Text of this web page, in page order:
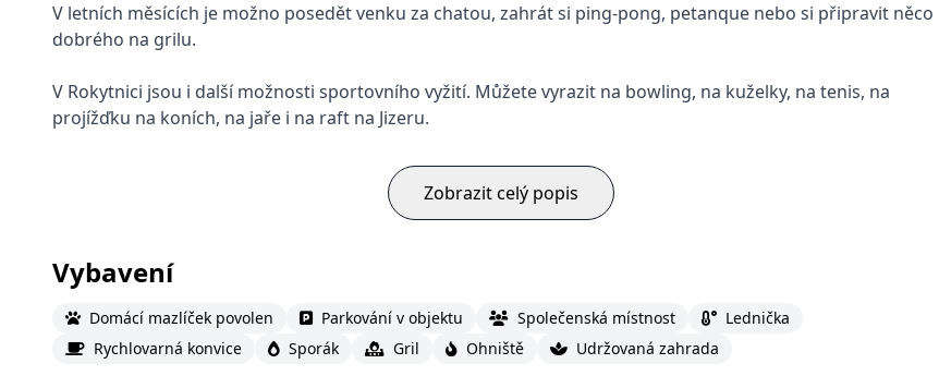
V letních měsících je možno posedět venku za chatou, zahrát si ping-pong, petanque nebo si připravit něco
dobrého na grilu.
V Rokytnici jsou i další možnosti sportovního vyžití. Můžete vyrazit na bowling, na kuželky, na tenis, na
projížďku na koních, na jaře i na raft na Jizeru.
Zobrazit celý popis
Vybavení
Domácí mazlíček povolen Parkování v objektu Společenská místnost
Lednička
Rychlovarná konvice
Sporák Gril Ohniště Udržovaná zahrada